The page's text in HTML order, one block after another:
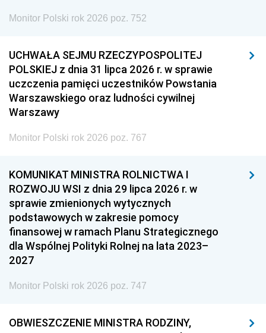
Monitor Polski rok 2026 poz. 752
UCHWAŁA SEJMU RZECZYPOSPOLITEJ
POLSKIEJ z dnia 31 lipca 2026 r. w sprawie
uczczenia pamięci uczestników Powstania
Warszawskiego oraz ludności cywilnej
Warszawy
Monitor Polski rok 2026 poz. 767
KOMUNIKAT MINISTRA ROLNICTWA I
ROZWOJU WSI z dnia 29 lipca 2026 r. w
sprawie zmienionych wytycznych
podstawowych w zakresie pomocy
finansowej w ramach Planu Strategicznego
dla Wspólnej Polityki Rolnej na lata 2023–
2027
Monitor Polski rok 2026 poz. 747
OBWIESZCZENIE MINISTRA RODZINY,